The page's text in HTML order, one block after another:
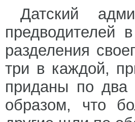
Датский
предводителей
разделения
три в каждой,
приданы по два
образом, что